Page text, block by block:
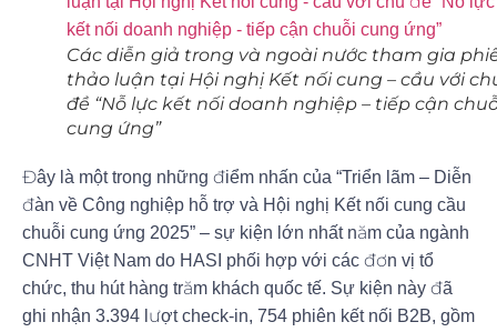
Các diễn giả trong và ngoài nước tham gia
thảo luận tại Hội nghị Kết nối cung – cầu với
đề “Nỗ lực kết nối doanh nghiệp – tiếp cận
cung ứng”
Đây là một trong những điểm nhấn của “Triển lãm – Diễn
đàn về Công nghiệp hỗ trợ và Hội nghị Kết nối cung cầu
chuỗi cung ứng 2025” – sự kiện lớn nhất năm của ngành
CNHT Việt Nam do HASI phối hợp với các đơn vị tổ
chức, thu hút hàng trăm khách quốc tế. Sự kiện này đã
ghi nhận 3.394 lượt check-in, 754 phiên kết nối B2B, gồm